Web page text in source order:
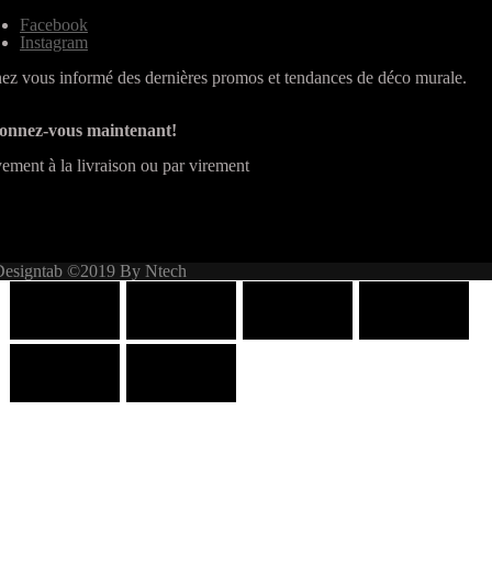
Facebook
Instagram
vous informé des dernières promos et tendances de déco murale.
vous maintenant!
à la livraison ou par virement
©2019 By Ntech